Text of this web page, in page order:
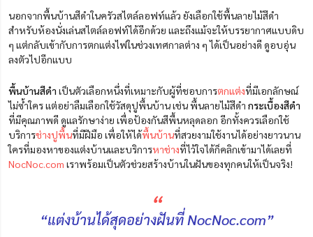
นอกจากพื้นบ้านสีดำในครัวสไตล์ลอฟท์แล้ว ยังเลือกใช้พื้นลายไม้สีดำ
สำหรับห้องนั่งเล่นสไตล์ลอฟท์ได้อีกด้วย และถึงแม้จะให้บรรยากาศแบบดิบ
ๆ แต่กลับเข้ากับการตกแต่งไฟในช่วงเทศกาลต่าง ๆ ได้เป็นอย่างดี ดูอบอุ่น
ลงตัวไปอีกแบบ
พื้นบ้านสีดำ เป็นตัวเลือกหนึ่งที่เหมาะกับผู้ที่ชอบการตกแต่งที่มีเอกลักษณ์
ไม่ซ้ำใคร แต่อย่าลืมเลือกใช้วัสดุปูพื้นบ้าน เช่น พื้นลายไม้สีดำ กระเบื้องสีดำ
ที่มีคุณภาพดี ดูแลรักษาง่าย เพื่อป้องกันสีพื้นหลุดลอก อีกทั้งควรเลือกใช้
บริการช่างปูพื้นที่มีฝีมือ เพื่อให้ได้พื้นบ้านที่สวยงามใช้งานได้อย่างยาวนาน
ใครที่มองหาของแต่งบ้านและบริการหาช่างที่ไว้ใจได้ก็คลิกเข้ามาได้เลยที่
NocNoc.com เราพร้อมเป็นตัวช่วยสร้างบ้านในฝันของทุกคนให้เป็นจริง!
“
“แต่งบ้านได้สุดอย่างฝันที่ NocNoc.com”